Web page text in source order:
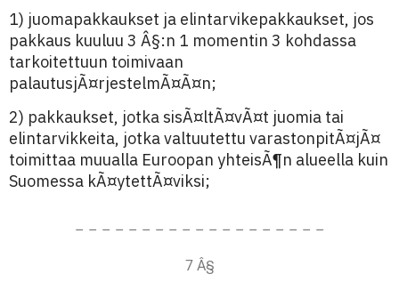
1) juomapakkaukset ja elintarvikepakkaukset, jos
pakkaus kuuluu 3 Â§:n 1 momentin 3 kohdassa
tarkoitettuun toimivaan
palautusjÃ¤rjestelmÃ¤Ã¤n;
2) pakkaukset, jotka sisÃ¤ltÃ¤vÃ¤t juomia tai
elintarvikkeita, jotka valtuutettu varastonpitÃ¤jÃ¤
toimittaa muualla Euroopan yhteisÃ¶n alueella kuin
Suomessa kÃ¤ytettÃ¤viksi;
– – – – – – – – – – – – – – – – – – –
7 Â§